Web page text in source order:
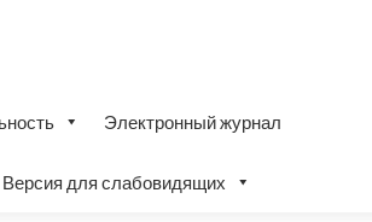
Электронный журнал
Версия для слабовидящих